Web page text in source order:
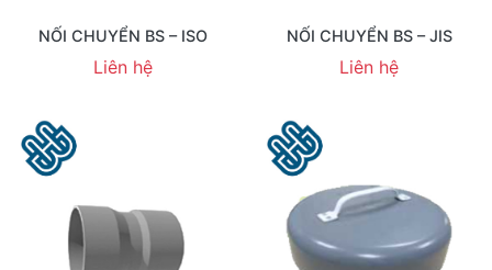
NỐI CHUYỂN BS – ISO
Liên hệ
NỐI CHUYỂN BS – JIS
Liên hệ